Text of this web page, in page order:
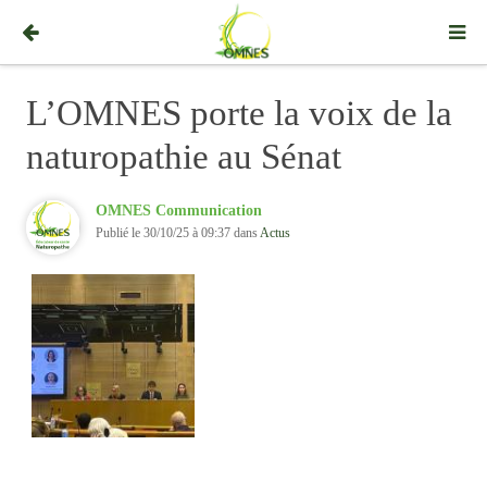
L’OMNES porte la voix de la
naturopathie au Sénat
OMNES Communication
Publié le 30/10/25 à 09:37 dansActus